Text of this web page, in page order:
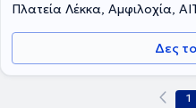
Πλατεία Λέκκα, Αμφιλοχία,
Δες
1